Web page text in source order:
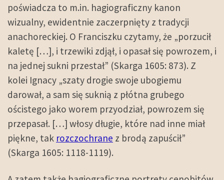
poświadcza to m.in. hagiograficzny kanon
wizualny, ewidentnie zaczerpnięty z tradycji
anachoreckiej. O Franciszku czytamy, że „porzucił
kaletę […], i trzewiki zdjął, i opasał się powrozem, i
na jednej sukni przestał” (Skarga 1605: 873). Z
kolei Ignacy „szaty drogie swoje ubogiemu
darował, a sam się suknią z płótna grubego
ościstego jako worem przyodział, powrozem się
przepasał. […] włosy długie, które nad inne miał
piękne, tak rozczochrane z brodą zapuścił”
(Skarga 1605: 1118-1119).